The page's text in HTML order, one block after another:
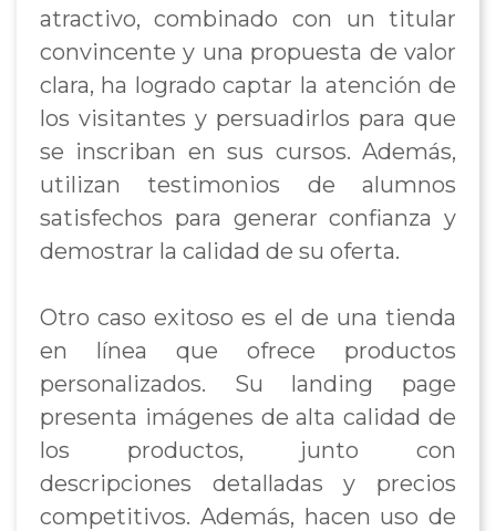
atractivo, combinado con un titular
convincente y una propuesta de valor
clara, ha logrado captar la atención de
los visitantes y persuadirlos para que
se inscriban en sus cursos. Además,
utilizan testimonios de alumnos
satisfechos para generar confianza y
demostrar la calidad de su oferta.
Otro caso exitoso es el de una tienda
en línea que ofrece productos
personalizados. Su landing page
presenta imágenes de alta calidad de
los productos, junto con
descripciones detalladas y precios
competitivos. Además, hacen uso de